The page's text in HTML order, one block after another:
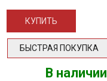
БЫСТРАЯ ПОКУПКА
В наличии